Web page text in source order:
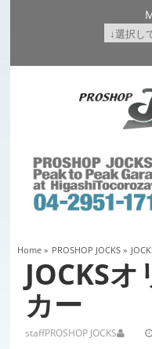
Home» PROSHOP JOCKS »
JOCKS
カー
staffPROSHOP JOCKS